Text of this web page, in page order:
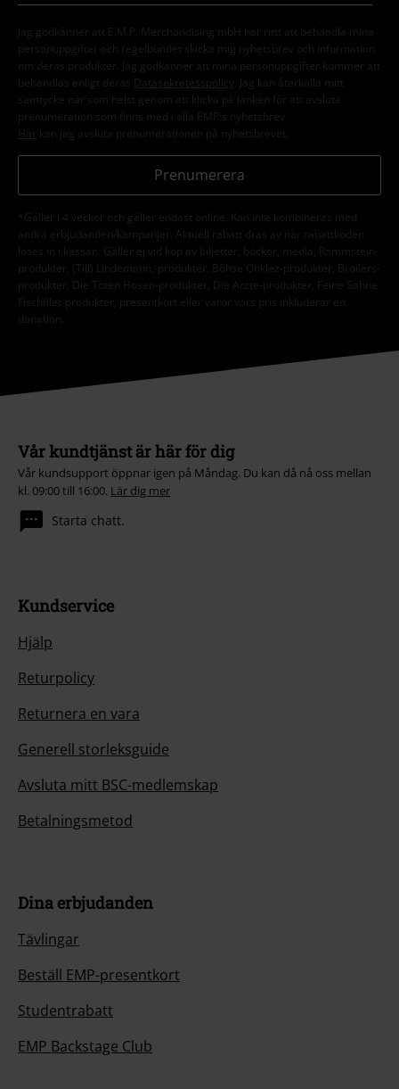
Jag godkänner att E.M.P. Merchandising mbH har rätt att behandla mina
personuppgifter och regelbundet skicka mig nyhetsbrev och information
om deras produkter. Jag godkänner att mina personuppgifter kommer att
behandlas enligt deras
Datasekretesspolicy
. Jag kan återkalla mitt
samtycke när som helst genom att klicka på länken för att avsluta
prenumeration som finns med i alla EMP:s nyhetsbrev.
Här kan jag avsluta prenumerationen på nyhetsbrevet.
Prenumerera
*Gäller i 4 veckor och gäller endast online. Kan inte kombineras med
andra erbjudanden/kampanjer. Aktuell rabatt dras av när rabattkoden
löses in i kassan. Gäller ej vid köp av biljetter, böcker, media, Rammstein-
produkter, (Till) Lindemann,-produkter, Böhse Onklez-produkter, Broilers-
produkter, Die Toten Hosen-produkter, Die Ärzte-produkter, Feine Sahne
Fischfilet-produkter, presentkort eller varor vars pris inkluderar en
donation.
Vår kundtjänst är här för dig
Vår kundsupport öppnar igen på Måndag. Du kan då nå oss mellan
kl. 09:00 till 16:00. Lär dig mer
Starta chatt.
Kundservice
Hjälp
Returpolicy
Returnera en vara
Generell storleksguide
Avsluta mitt BSC-medlemskap
Betalningsmetod
Dina erbjudanden
Tävlingar
Beställ EMP-presentkort
Studentrabatt
EMP Backstage Club